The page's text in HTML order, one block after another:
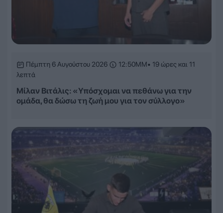
Πέμπτη 6 Αυγούστου 2026 12:50ΜΜ• 19 ώρες και 11
λεπτά
Μίλαν Βιτάλις: «Υπόσχομαι να πεθάνω για την
ομάδα, θα δώσω τη ζωή μου για τον σύλλογο»